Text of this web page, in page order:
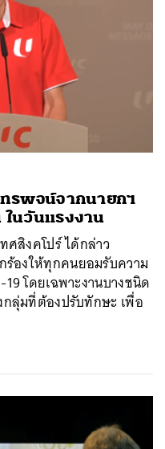
รพจน์จากนายกฯ
นวันแรงงาน
ศสิงคโปร์ ได้กล่าว
ร้องให้ทุกคนยอมรับความ
โดยเฉพาะงานบางชนิด
กลุ่มที่ต้องปรับทักษะ เพื่อ
LINE